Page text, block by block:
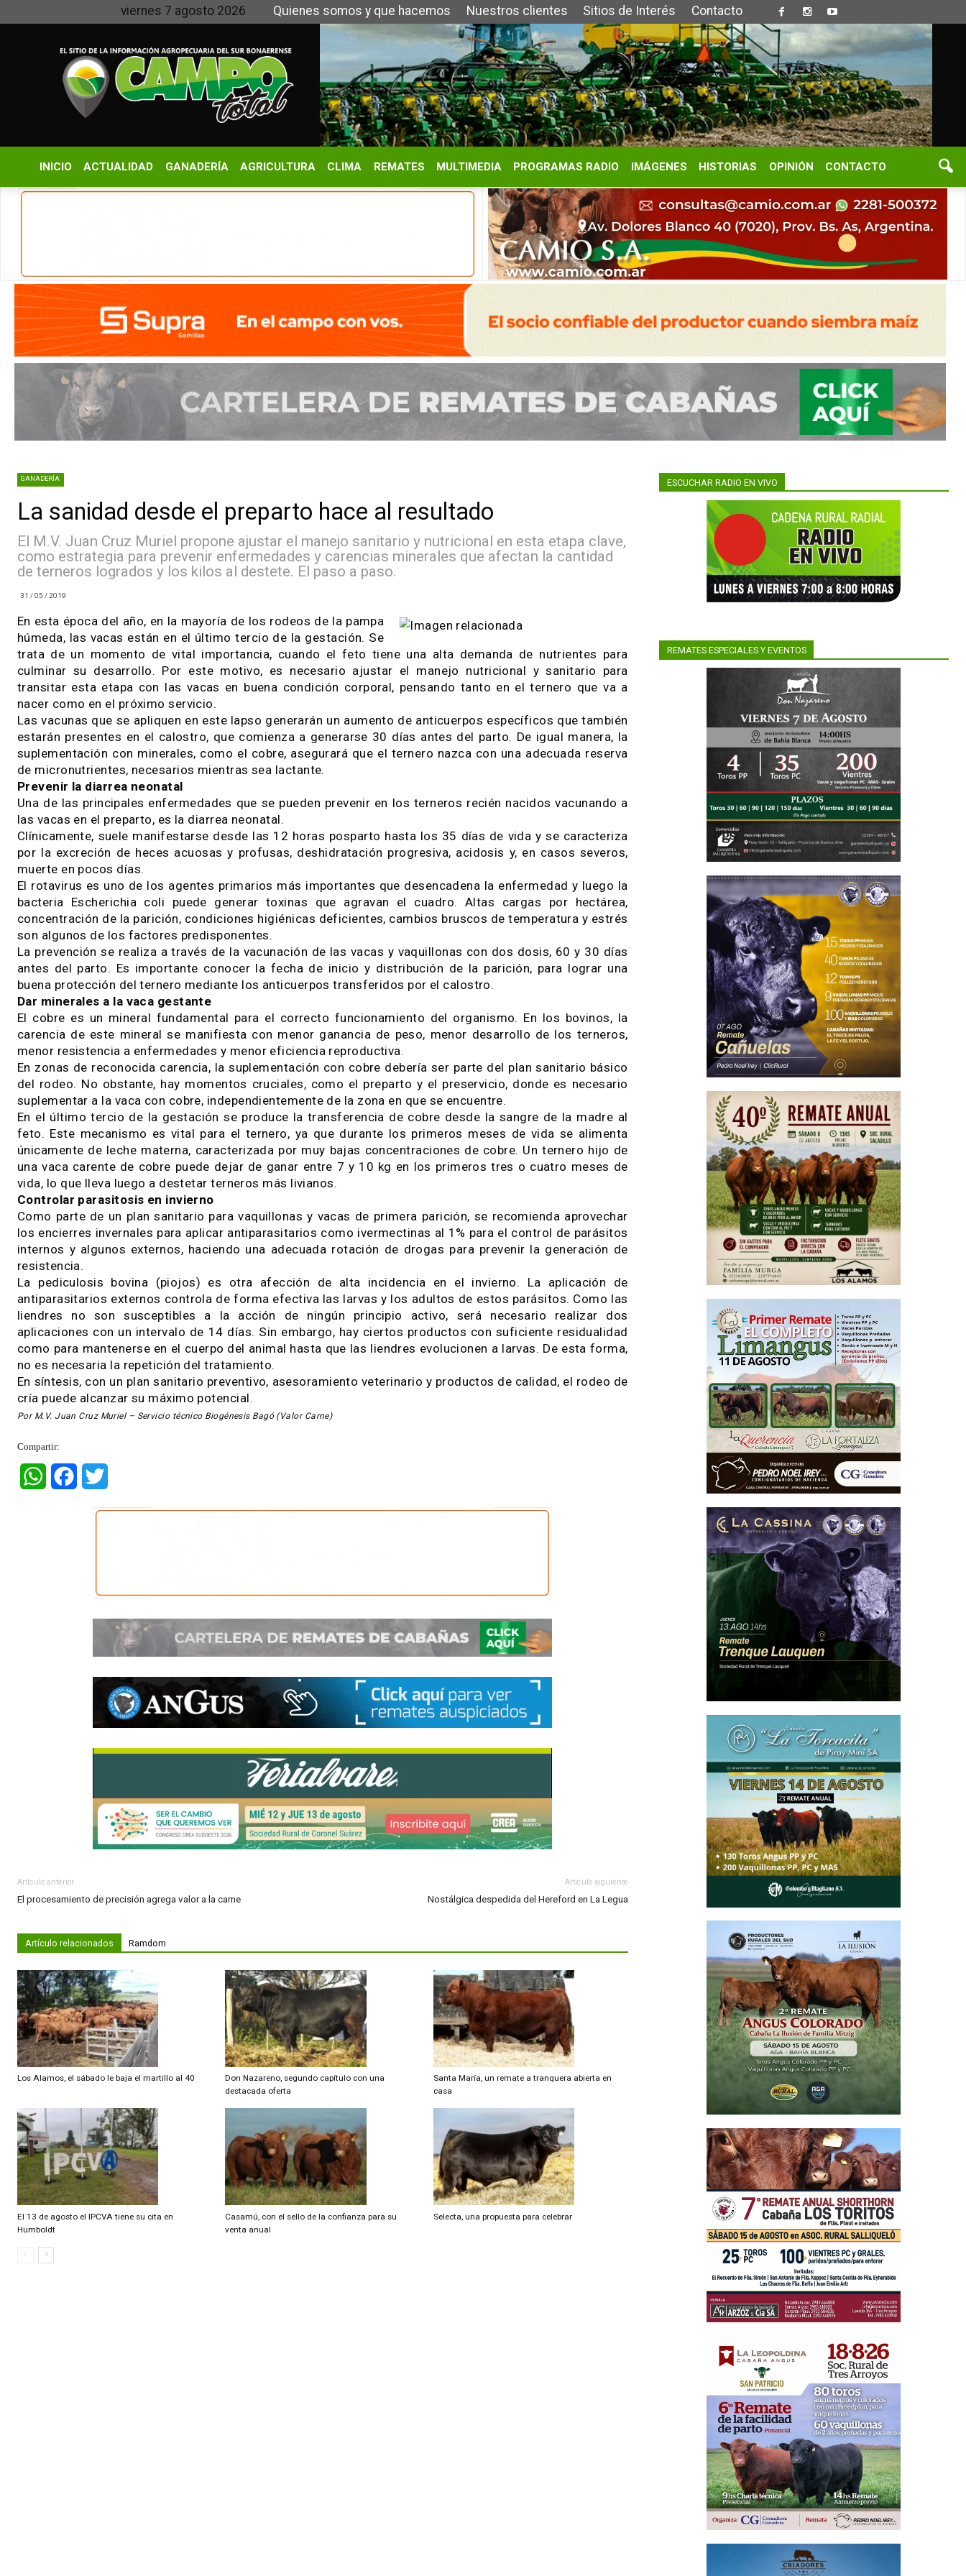
viernes 7 agosto 2026 Quienes somos y que hacemos Nuestros clientes Sitios de Interés Contacto
REMATES MULTIMEDIA PROGRAMAS RADIO IMÁGENES HISTORIAS OPINIÓN CONTACTO
La sanidad desde el preparto hace al resultado
El M.V. Juan Cruz Muriel propone ajustar el manejo sanitario y nutricional en esta etapa clave,
como estrategia para prevenir enfermedades y carencias minerales que afectan la cantidad
de terneros logrados y los kilos al destete. El paso a paso.
En esta época del año, en la mayoría de los rodeos de la pampa
húmeda, las vacas están en el último tercio de la gestación. Se
trata de un momento de vital importancia, cuando el feto tiene una alta demanda de nutrientes para
culminar su desarrollo. Por este motivo, es necesario ajustar el manejo nutricional y sanitario para
transitar esta etapa con las vacas en buena condición corporal, pensando tanto en el ternero que va a
nacer como en el próximo servicio.
Las vacunas que se apliquen en este lapso generarán un aumento de anticuerpos específicos que también
estarán presentes en el calostro, que comienza a generarse 30 días antes del parto. De igual manera, la
suplementación con minerales, como el cobre, asegurará que el ternero nazca con una adecuada reserva
de micronutrientes, necesarios mientras sea lactante.
Prevenir la diarrea neonatal
Una de las principales enfermedades que se pueden prevenir en los terneros recién nacidos vacunando a
las vacas en el preparto, es la diarrea neonatal.
Clínicamente, suele manifestarse desde las 12 horas posparto hasta los 35 días de vida y se caracteriza
por la excreción de heces acuosas y profusas, deshidratación progresiva, acidosis y, en casos severos,
muerte en pocos días.
El rotavirus es uno de los agentes primarios más importantes que desencadena la enfermedad y luego la
bacteria Escherichia coli puede generar toxinas que agravan el cuadro. Altas cargas por hectárea,
concentración de la parición, condiciones higiénicas deficientes, cambios bruscos de temperatura y estrés
son algunos de los factores predisponentes.
La prevención se realiza a través de la vacunación de las vacas y vaquillonas con dos dosis, 60 y 30 días
antes del parto. Es importante conocer la fecha de inicio y distribución de la parición, para lograr una
buena protección del ternero mediante los anticuerpos transferidos por el calostro.
Dar minerales a la vaca gestante
El cobre es un mineral fundamental para el correcto funcionamiento del organismo. En los bovinos, la
carencia de este mineral se manifiesta con menor ganancia de peso, menor desarrollo de los terneros,
menor resistencia a enfermedades y menor eficiencia reproductiva.
En zonas de reconocida carencia, la suplementación con cobre debería ser parte del plan sanitario básico
del rodeo. No obstante, hay momentos cruciales, como el preparto y el preservicio, donde es necesario
suplementar a la vaca con cobre, independientemente de la zona en que se encuentre.
En el último tercio de la gestación se produce la transferencia de cobre desde la sangre de la madre al
feto. Este mecanismo es vital para el ternero, ya que durante los primeros meses de vida se alimenta
únicamente de leche materna, caracterizada por muy bajas concentraciones de cobre. Un ternero hijo de
una vaca carente de cobre puede dejar de ganar entre 7 y 10 kg en los primeros tres o cuatro meses de
vida, lo que lleva luego a destetar terneros más livianos.
Controlar parasitosis en invierno
Como parte de un plan sanitario para vaquillonas y vacas de primera parición, se recomienda aprovechar
los encierres invernales para aplicar antiparasitarios como ivermectinas al 1% para el control de parásitos
internos y algunos externos, haciendo una adecuada rotación de drogas para prevenir la generación de
resistencia.
La pediculosis bovina (piojos) es otra afección de alta incidencia en el invierno. La aplicación de
antiparasitarios externos controla de forma efectiva las larvas y los adultos de estos parásitos. Como las
liendres no son susceptibles a la acción de ningún principio activo, será necesario realizar dos
aplicaciones con un intervalo de 14 días. Sin embargo, hay ciertos productos con suficiente residualidad
no es necesaria la repetición del tratamiento.
FacebookTwitter
El procesamiento de precisión agrega valor a la carne Nostálgica despedida del Hereford en La Legua
Artículo relacionados Ramdom
ESCUCHAR RADIO EN VIVO
REMATES ESPECIALES Y EVENTOS